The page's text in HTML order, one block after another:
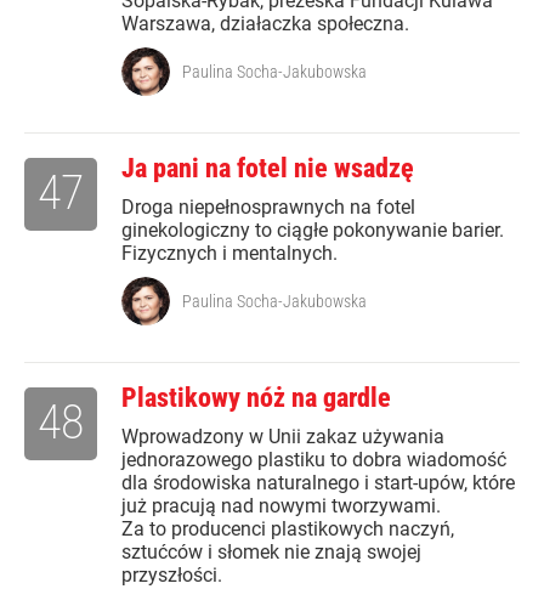
Warszawa, działaczka społeczna.
Paulina Socha-Jakubowska
Ja pani na fotel nie wsadzę
Droga niepełnosprawnych na fotel
ginekologiczny to ciągłe pokonywanie barier.
Fizycznych i mentalnych.
47
Paulina Socha-Jakubowska
Plastikowy nóż na gardle
Wprowadzony w Unii zakaz używania
jednorazowego plastiku to dobra wiadomość
dla środowiska naturalnego i start-upów, które
już pracują nad nowymi tworzywami.
Za to producenci plastikowych naczyń,
sztućców i słomek nie znają swojej
przyszłości.
48